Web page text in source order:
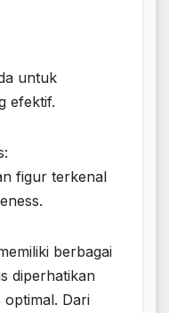
untuk
efektif.
figur terkenal
berbagai
diperhatikan
Dari